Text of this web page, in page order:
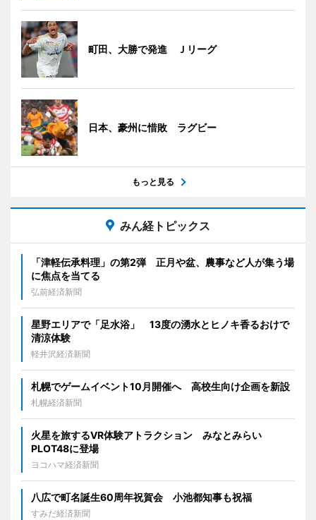
町田、大勝で発進 Ｊリーグ
日本、豪州に惜敗 ラグビー
もっと見る
みん経トピックス
「津軽伝承料理」の第2弾 正月や盆、農事など人が集う場
に焦点を当てる
弘前経済新聞
星野エリアで「足水浴」 13度の湧水とヒノキ香るおけで
清涼体験
軽井沢経済新聞
札幌でゲームイベント10月開催へ 高校生向け企画を新設
札幌経済新聞
火星を旅するVR体験アトラクション みなとみらい
PLOT48に登場
ヨコハマ経済新聞
八広で町名誕生60周年祝賀会 小池都知事も祝福
すみだ経済新聞